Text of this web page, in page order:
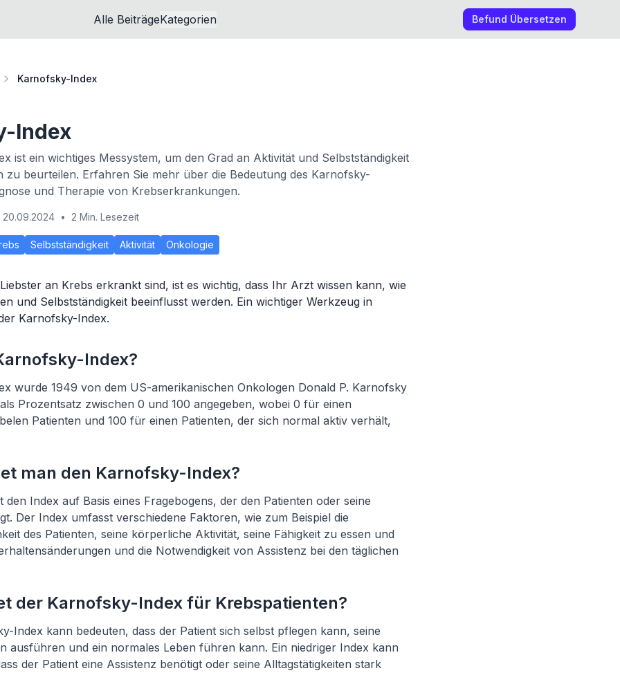
Alle BeiträgeKategorien Befund Übersetzen
Karnofsky-Index
Index
ist ein wichtiges Messystem, um den Grad an Aktivität und Selbstständigkeit
zu beurteilen. Erfahren Sie mehr über die Bedeutung des Karnofsky-
und Therapie von Krebserkrankungen.
20.09.2024 • 2 Min. Lesezeit
Selbstständigkeit Aktivität Onkologie
an Krebs erkrankt sind, ist es wichtig, dass Ihr Arzt wissen kann, wie
und Selbstständigkeit beeinflusst werden. Ein wichtiger Werkzeug in
Karnofsky-Index.
Index?
wurde 1949 von dem US-amerikanischen Onkologen Donald P. Karnofsky
Prozentsatz zwischen 0 und 100 angegeben, wobei 0 für einen
Patienten und 100 für einen Patienten, der sich normal aktiv verhält,
man den Karnofsky-Index?
Index auf Basis eines Fragebogens, der den Patienten oder seine
Der Index umfasst verschiedene Faktoren, wie zum Beispiel die
des Patienten, seine körperliche Aktivität, seine Fähigkeit zu essen und
und die Notwendigkeit von Assistenz bei den täglichen
der Karnofsky-Index für Krebspatienten?
Index kann bedeuten, dass der Patient sich selbst pflegen kann, seine
ausführen und ein normales Leben führen kann. Ein niedriger Index kann
der Patient eine Assistenz benötigt oder seine Alltagstätigkeiten stark